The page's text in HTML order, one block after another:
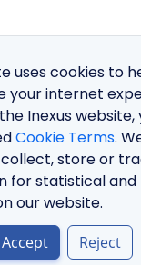
uses cookies to
your internet
Inexus
Cookie Terms.
store or
for statistical
our website.
Accept Reject
DHost Premium
AjansX